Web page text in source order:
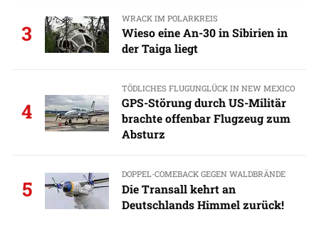
3
WRACK IM POLARKREIS
Wieso eine An-30 in Sibirien in
der Taiga liegt
4
TÖDLICHES FLUGUNGLÜCK IN NEW MEXICO
GPS-Störung durch US-Militär
brachte offenbar Flugzeug zum
Absturz
5
DOPPEL-COMEBACK GEGEN WALDBRÄNDE
Die Transall kehrt an
Deutschlands Himmel zurück!